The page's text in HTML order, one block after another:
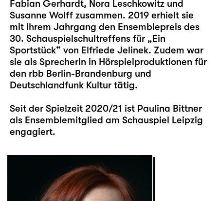
Fabian Gerhardt, Nora Leschkowitz und
Susanne Wolff zusammen. 2019 erhielt sie
mit ihrem Jahrgang den Ensemblepreis des
30. Schauspielschultreffens für „Ein
Sportstück“ von Elfriede Jelinek. Zudem war
sie als Sprecherin in Hörspielproduktionen für
den rbb Berlin-Brandenburg und
Deutschlandfunk Kultur tätig.
Seit der Spielzeit 2020/21 ist Paulina Bittner
als Ensemblemitglied am Schauspiel Leipzig
engagiert.